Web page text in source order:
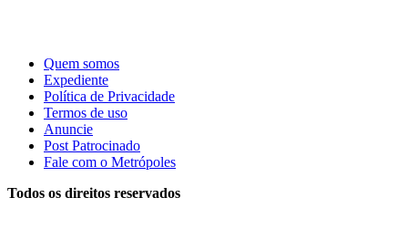
Quem somos
Expediente
Política de Privacidade
Termos de uso
Anuncie
Post Patrocinado
Fale com o Metrópoles
Todos os direitos reservados